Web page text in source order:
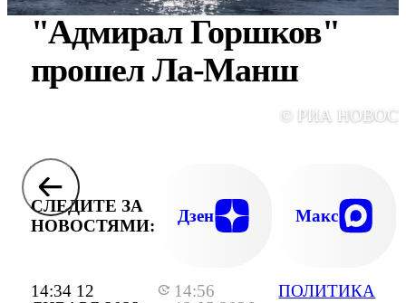
14:34 12
14:56
ПОЛИТИКА
"Адмирал Горшков"
прошел Ла-Манш
© РИА
СЛЕДИТЕ ЗА
НОВОСТЯМИ:
Дзен Макс